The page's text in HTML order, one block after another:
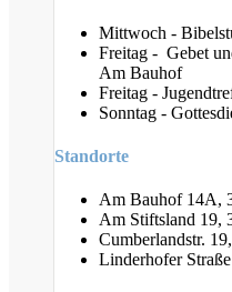
Mittwoch -
Freitag - Gebet
Am Bauhof
Freitag -
Sonntag -
Standorte
Am Bauhof 14A,
Am Stiftsland 19,
Cumberlandstr.
Linderhofer